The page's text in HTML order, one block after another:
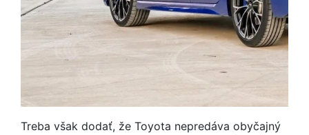
Treba však dodať, že Toyota nepredáva obyčajný